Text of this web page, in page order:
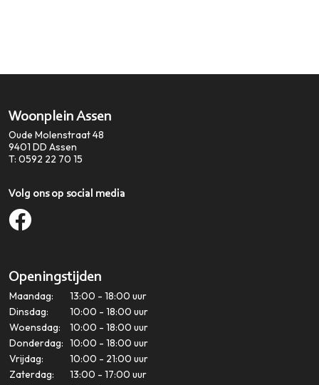
Woonplein Assen
Oude Molenstraat 48
9401 DD Assen
T: 0592 22 70 15
Volg ons op social media
Openingstijden
Maandag:
13:00 - 18:00 uur
Dinsdag:
10:00 - 18:00 uur
Woensdag:
10:00 - 18:00 uur
Donderdag: 10:00 - 18:00 uur
Vrijdag:
10:00 - 21:00 uur
Zaterdag:
13:00 - 17:00 uur